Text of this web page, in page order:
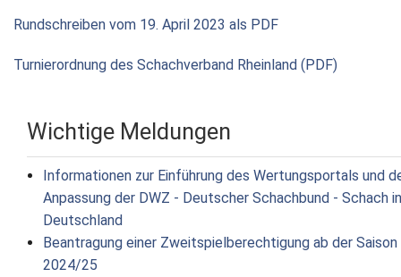
Rundschreiben vom 19. April 2023 als PDF
Turnierordnung des Schachverband Rheinland (PDF)
Wichtige Meldungen
Informationen zur Einführung des Wertungsportals und
Anpassung der DWZ - Deutscher Schachbund - Schach in
Deutschland
Beantragung einer Zweitspielberechtigung ab der Saison
2024/25